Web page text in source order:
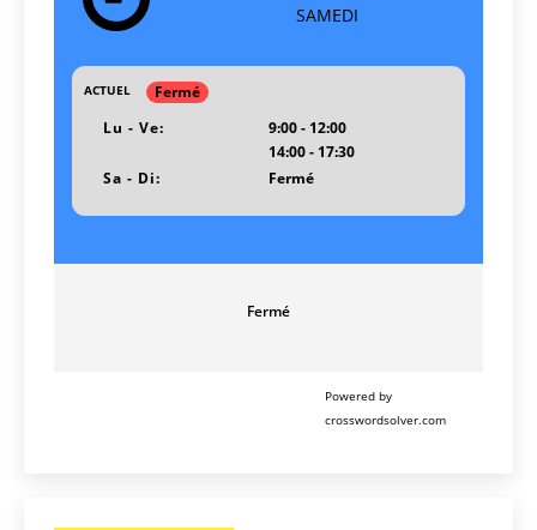
SAMEDI
ACTUEL
Fermé
Lu - Ve:
9:00 - 12:00
14:00 - 17:30
Sa - Di:
Fermé
Fermé
Powered by
crosswordsolver.com